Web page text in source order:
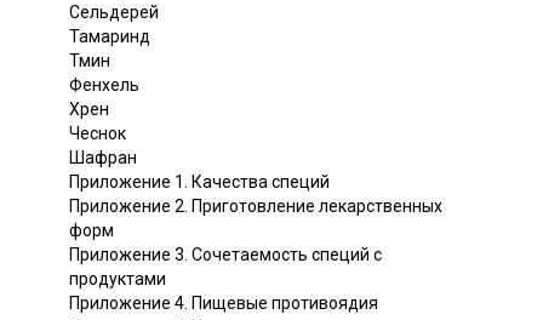
Сельдерей
Тамаринд
Тмин
Фенхель
Хрен
Чеснок
Шафран
Приложение 1. Качества специй
Приложение 2. Приготовление лекарственных
форм
Приложение 3. Сочетаемость специй с
продуктами
Приложение 4. Пищевые противоядия